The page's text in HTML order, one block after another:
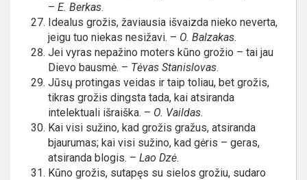
– E. Berkas.
Idealus grožis, žaviausia išvaizda nieko neverta,
jeigu tuo niekas nesižavi. – O. Balzakas.
Jei vyras nepažino moters kūno grožio – tai jau
Dievo bausmė. – Tėvas Stanislovas.
Jūsų protingas veidas ir taip toliau, bet grožis,
tikras grožis dingsta tada, kai atsiranda
intelektuali išraiška. – O. Vaildas.
Kai visi sužino, kad grožis gražus, atsiranda
bjaurumas; kai visi sužino, kad gėris – geras,
atsiranda blogis. – Lao Dzė.
Kūno grožis, sutapęs su sielos grožiu, sudaro